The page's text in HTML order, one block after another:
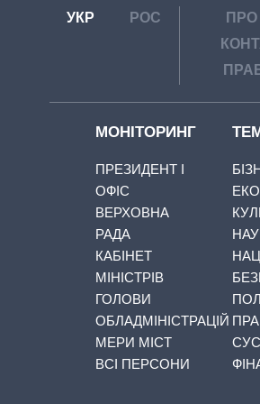
УКР РОС
МОНІТОРИНГ
ПРЕЗИДЕНТ І
ОФІС
ВЕРХОВНА
РАДА
КАБІНЕТ
МІНІСТРІВ
ГОЛОВИ
ОБЛАДМІНІСТРАЦІЙ
МЕРИ МІСТ
ВСІ ПЕРСОНИ